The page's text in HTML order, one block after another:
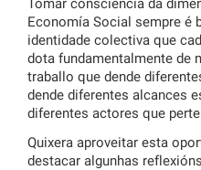
Tomar consciencia da
Economía Social sempre é
identidade colectiva que
dota fundamentalmente de
traballo que dende
dende diferentes alcances
diferentes actores que
Quixera aproveitar esta
destacar algunhas